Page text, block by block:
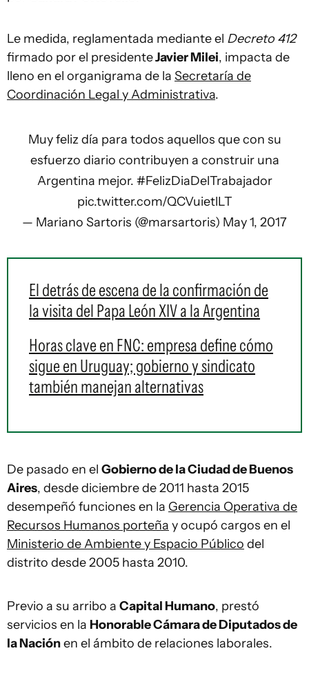
Le medida, reglamentada mediante el Decreto 412
firmado por el presidenteJavier Milei, impacta de
lleno en el organigrama de la Secretaría de
Coordinación Legal y Administrativa.
Muy feliz día para todos aquellos que con su
esfuerzo diario contribuyen a construir una
Argentina mejor. #FelizDiaDelTrabajador
pic.twitter.com/QCVuietlLT
— Mariano Sartoris (@marsartoris) May 1, 2017
El detrás de escena de la confirmación de
la visita del Papa León XIV a la Argentina
Horas clave en FNC: empresa define cómo
sigue en Uruguay; gobierno y sindicato
también manejan alternativas
De pasado en el Gobierno de la Ciudad de Buenos
Aires, desde diciembre de 2011 hasta 2015
desempeñó funciones en la Gerencia Operativa de
Recursos Humanos porteña y ocupó cargos en el
Ministerio de Ambiente y Espacio Público del
distrito desde 2005 hasta 2010.
Previo a su arribo a Capital Humano, prestó
servicios en la Honorable Cámara de Diputados de
la Naciónen el ámbito de relaciones laborales.